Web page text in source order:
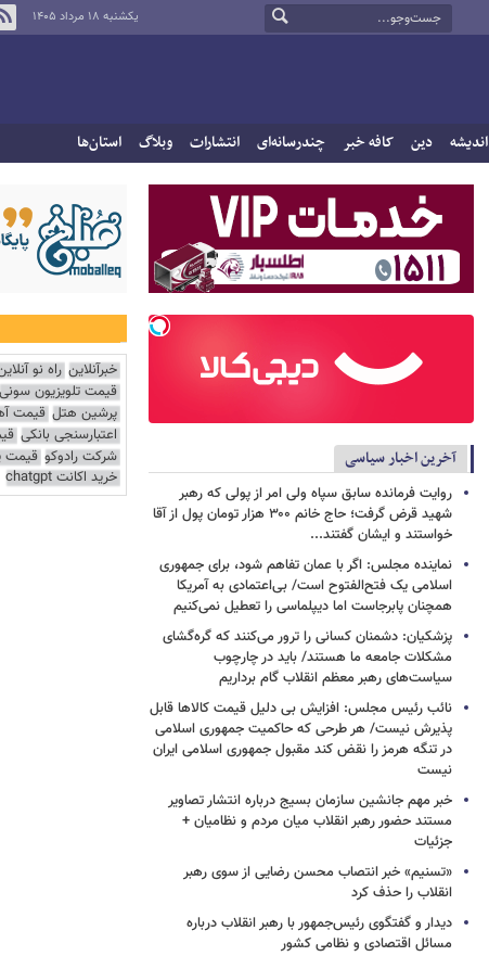
یکشنبه ۱۸ مرداد ۱۴۰۵
اندیشه دین کافه خبر چندرسانه‌ای انتشارات وبلاگ استان‌ها
آخرین اخبار سیاسی
روایت فرمانده سابق سپاه ولی امر از پولی که رهبر
شهید قرض گرفت؛ حاج خانم ۳۰۰ هزار تومان پول از آقا
خواستند و ایشان گفتند...
نماینده مجلس: اگر با عمان تفاهم شود، برای جمهوری
اسلامی یک فتح‌الفتوح است/ بی‌اعتمادی به آمریکا
همچنان پابرجاست اما دیپلماسی را تعطیل نمی‌کنیم
پزشکیان: دشمنان کسانی را ترور می‌کنند که گره‌گشای
مشکلات جامعه ما هستند/ باید در چارچوب
سیاست‌های رهبر معظم انقلاب گام برداریم
نائب رئیس مجلس: افزایش بی دلیل قیمت کالاها قابل
پذیرش نیست/ هر طرحی که حاکمیت جمهوری اسلامی
در تنگه هرمز را نقض کند مقبول جمهوری اسلامی ایران
نیست
خبر مهم جانشین سازمان بسیج درباره انتشار تصاویر
مستند حضور رهبر انقلاب میان مردم و نظامیان +
جزئیات
«تسنیم» خبر انتصاب محسن رضایی از سوی رهبر
انقلاب را حذف کرد
دیدار و گفتگوی رئیس‌جمهور با رهبر انقلاب درباره
مسائل اقتصادی و نظامی کشور
خبرآنلاین راه نو
قیمت تلویزیون سونی
پرشین هتل قیمت
اعتبارسنجی بانکی
شرکت رادوکو قیمت
خرید اکانت chatgpt